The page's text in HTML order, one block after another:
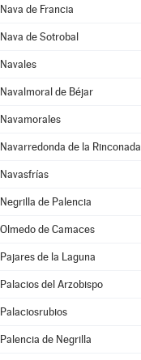
Nava de Francia
Nava de Sotrobal
Navales
Navalmoral de Béjar
Navamorales
Navarredonda de la Rinconada
Navasfrías
Negrilla de Palencia
Olmedo de Camaces
Pajares de la Laguna
Palacios del Arzobispo
Palaciosrubios
Palencia de Negrilla